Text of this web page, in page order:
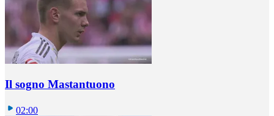
Il sogno Mastantuono
02:00